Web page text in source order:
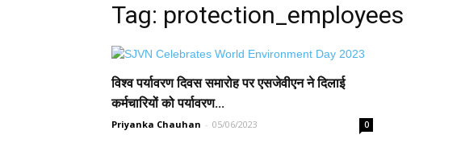
Tag: protection_employees
विश्व पर्यावरण दिवस समारोह पर एसजेवीएन ने दिलाई
कर्मचारियों को पर्यावरण...
Priyanka Chauhan - 05/06/2023 0